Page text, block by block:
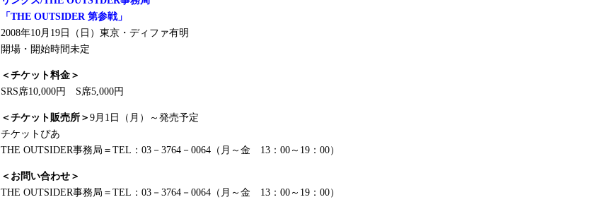
「THE OUTSIDER 第参戦」
2008年10月19日（日）東京・ディファ有明
開場・開始時間未定
＜チケット料金＞
SRS席10,000円 S席5,000円
＜チケット販売所＞ 9月1日（月）～発売予定
チケットぴあ
THE OUTSIDER事務局＝TEL：03－3764－0064（月～金 13：00～19：00）
＜お問い合わせ＞
THE OUTSIDER事務局＝TEL：03－3764－0064（月～金 13：00～19：00）